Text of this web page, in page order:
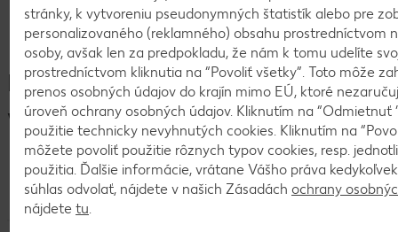
ochota učiť sa a schopnosť prispôsobovať sa zmenám
motivácia, tímové myslenie a ochota pracovať na zmeny
a cez víkendy
Benefity a zamestnanecké
výhody
stránky, k vytvoreniu pseudonymných štatistík alebo pre
personalizovaného (reklamného) obsahu prostredníctvom
osoby, avšak len za predpokladu, že nám k tomu udelíte
prostredníctvom kliknutia na “Povoliť všetky”. Toto môže
prenos osobných údajov do krajín mimo EÚ, ktoré
úroveň ochrany osobných údajov. Kliknutím na “Odmietnuť
použitie technicky nevyhnutých cookies. Kliknutím na
môžete povoliť použitie rôznych typov cookies, resp.
použitia. Ďalšie informácie, vrátane Vášho práva
súhlas odvolať, nájdete v našich Zásadách ochrany
nájdete tu.